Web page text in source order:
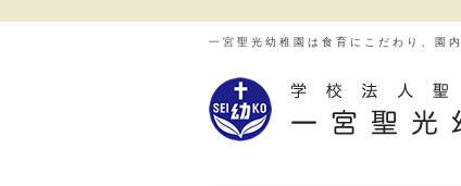
一宮聖光幼稚園は食育にこだわり、園